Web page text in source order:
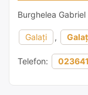
Burghelea
Galați ,
Telefon: